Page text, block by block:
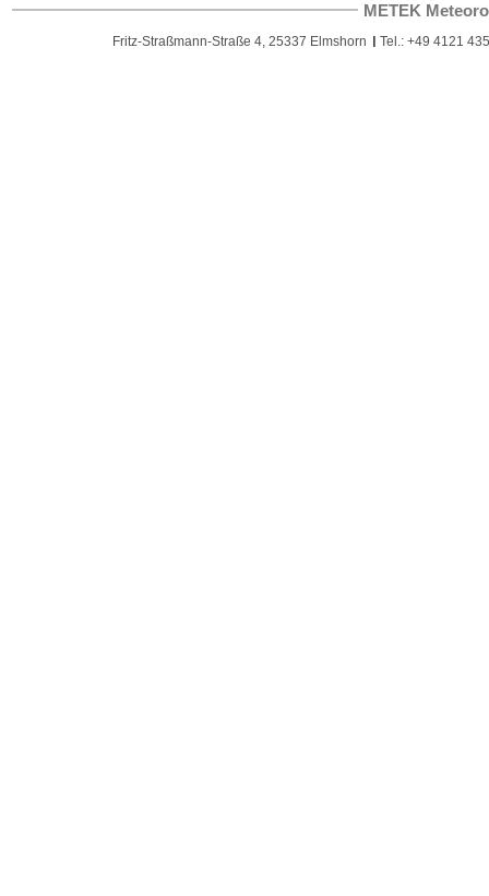
METEK
Fritz-Straßmann-Straße 4, 25337 Elmshorn Tel.: +49 4121